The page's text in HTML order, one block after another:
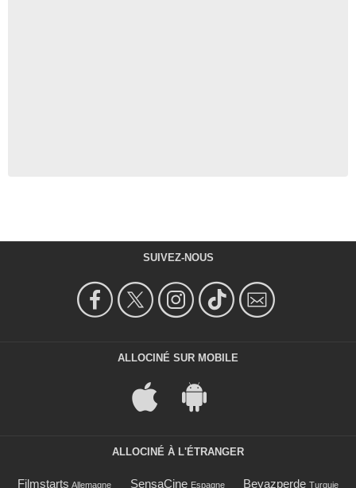
SUIVEZ-NOUS
ALLOCINÉ SUR MOBILE
ALLOCINÉ À L'ÉTRANGER
Filmstarts Allemagne SensaCine Espagne Beyazperde Turquie